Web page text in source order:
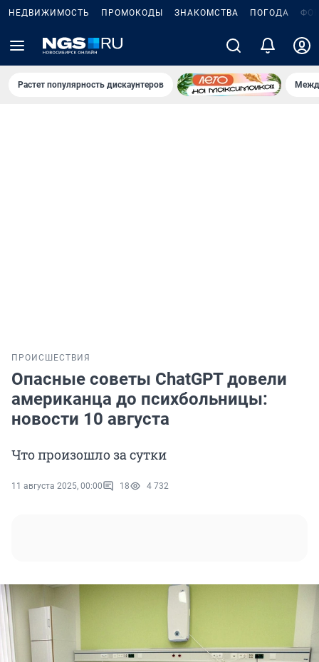
НЕДВИЖИМОСТЬ ПРОМОКОДЫ ЗНАКОМСТВА ПОГОДА
Растет популярность дискаунтеров
ПРОИСШЕСТВИЯ
Опасные советы ChatGPT довели
американца до психбольницы:
новости 10 августа
Что произошло за сутки
11 августа 2025, 00:00 18 4 732